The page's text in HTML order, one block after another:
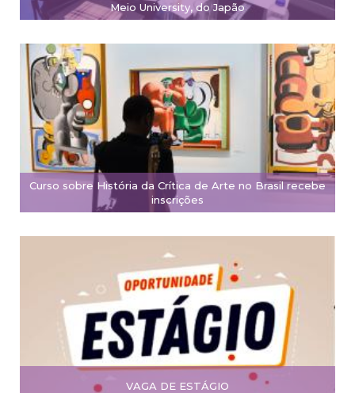
Meio University, do Japão
Curso sobre História da Crítica de Arte no Brasil recebe
inscrições
VAGA DE ESTÁGIO